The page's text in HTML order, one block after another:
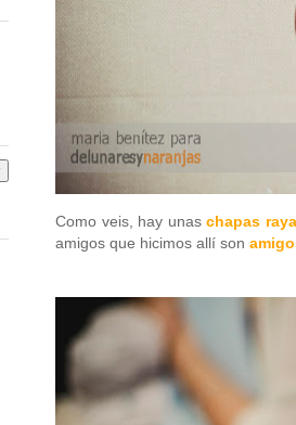
Como veis, hay unaschapas
amigos que hicimos allí son